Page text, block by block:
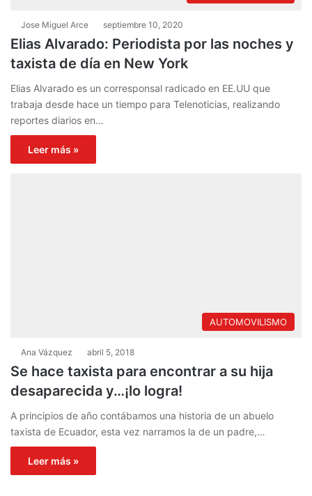
Jose Miguel Arce septiembre 10, 2020
Elias Alvarado: Periodista por las noches y
taxista de día en New York
Elias Alvarado es un corresponsal radicado en EE.UU que
trabaja desde hace un tiempo para Telenoticias, realizando
reportes diarios en…
Leer más »
AUTOMOVILISMO
Ana Vázquez abril 5, 2018
Se hace taxista para encontrar a su hija
desaparecida y…¡lo logra!
A principios de año contábamos una historia de un abuelo
taxista de Ecuador, esta vez narramos la de un padre,…
Leer más »